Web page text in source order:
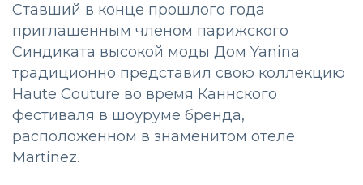
Ставший в конце прошлого года
приглашенным членом парижского
Синдиката высокой моды Дом Yanina
традиционно представил свою коллекцию
Haute Couture во время Каннского
фестиваля в шоуруме бренда,
расположенном в знаменитом отеле
Martinez.